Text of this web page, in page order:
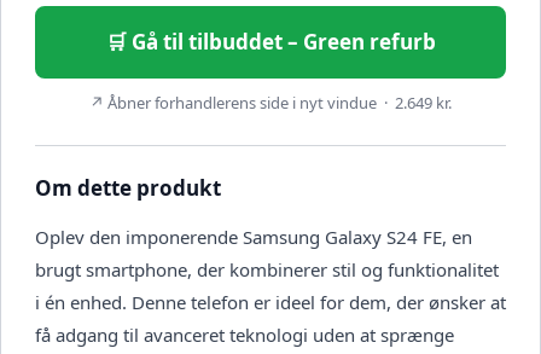
🛒 Gå til tilbuddet – Green refurb
↗ Åbner forhandlerens side i nyt vindue · 2.649 kr.
Om dette produkt
Oplev den imponerende Samsung Galaxy S24 FE, en
brugt smartphone, der kombinerer stil og funktionalitet
i én enhed. Denne telefon er ideel for dem, der ønsker at
få adgang til avanceret teknologi uden at sprænge